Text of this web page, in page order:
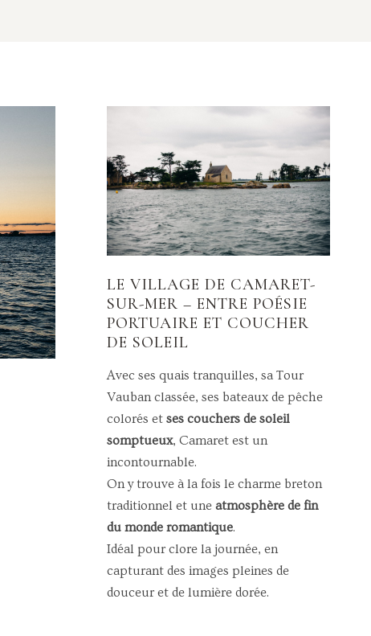
LE VILLAGE DE CAMARET-
SUR-MER – ENTRE POÉSIE
PORTUAIRE ET COUCHER
DE SOLEIL
Avec ses quais tranquilles, sa Tour
Vauban classée, ses bateaux de pêche
colorés et ses couchers de soleil
somptueux, Camaret est un
incontournable.
On y trouve à la fois le charme breton
traditionnel et une atmosphère de fin
du monde romantique.
Idéal pour clore la journée, en
capturant des images pleines de
douceur et de lumière dorée.